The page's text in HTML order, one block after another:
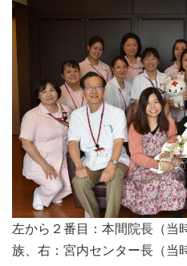
左から２番目：本間院長（当
族、右：宮内センター長（当